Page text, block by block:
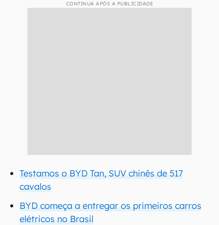
CONTINUA APÓS A PUBLICIDADE
Testamos o BYD Tan, SUV chinês de 517
cavalos
BYD começa a entregar os primeiros carros
elétricos no Brasil